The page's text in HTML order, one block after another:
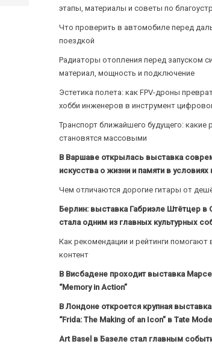
этапы, материалы и советы по
Что проверить в автомобиле перед
поездкой
Радиаторы отопления перед запуском
материал, мощность и подключение
Эстетика полета: как FPV-дроны
хобби инженеров в инструмент
Транспорт ближайшего будущего: какие
становятся массовыми
В Варшаве открылась выставка
искусства о жизни и памяти в условиях
Чем отличаются дорогие гитары от
Берлин: выставка Габриэле Штётцер в
стала одним из главных культурных
Как рекомендации и рейтинги помогают
контент
В Висбадене проходит выставка
“Memory in Action”
В Лондоне откроется крупная
“Frida: The Making of an Icon” в Tate
Art Basel в Базеле стал главным